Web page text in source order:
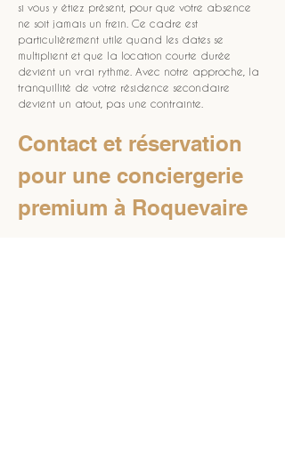
si vous y étiez présent, pour que votre absence
ne soit jamais un frein. Ce cadre est
particulièrement utile quand les dates se
multiplient et que la location courte durée
devient un vrai rythme. Avec notre approche, la
tranquillité de votre résidence secondaire
devient un atout, pas une contrainte.
Contact et réservation
pour une conciergerie
premium à Roquevaire